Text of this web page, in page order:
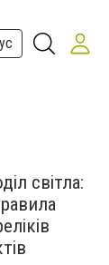
світла: